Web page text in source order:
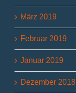
März 2019
Februar 2019
Januar 2019
Dezember 2018